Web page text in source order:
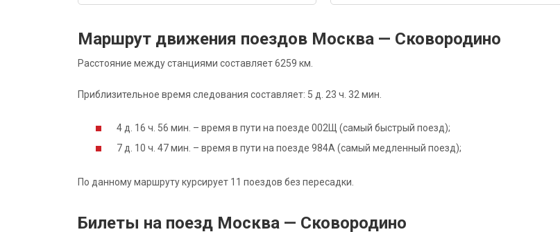
Маршрут движения поездов Москва — Сковородино
Расстояние между станциями составляет 6259 км.
Приблизительное время следования составляет: 5 д. 23 ч. 32 мин.
4 д. 16 ч. 56 мин. – время в пути на поезде 002Щ (самый быстрый поезд);
7 д. 10 ч. 47 мин. – время в пути на поезде 984А (самый медленный поезд);
По данному маршруту курсирует 11 поездов без пересадки.
Билеты на поезд Москва — Сковородино